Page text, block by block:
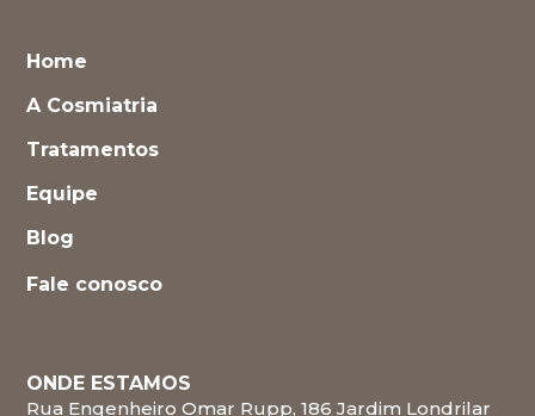
Home
A Cosmiatria
Tratamentos
Equipe
Blog
Fale conosco
ONDE ESTAMOS
Rua Engenheiro Omar Rupp, 186 Jardim Londrilar